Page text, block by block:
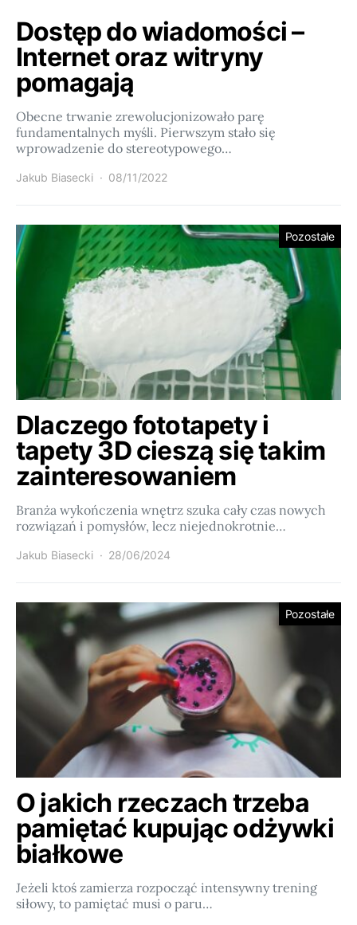
Dostęp do wiadomości –
Internet oraz witryny
pomagają
Obecne trwanie zrewolucjonizowało parę
fundamentalnych myśli. Pierwszym stało się
wprowadzenie do stereotypowego…
Jakub Biasecki 08/11/2022
Pozostałe
Dlaczego fototapety i
tapety 3D cieszą się takim
zainteresowaniem
Branża wykończenia wnętrz szuka cały czas nowych
rozwiązań i pomysłów, lecz niejednokrotnie…
Jakub Biasecki 28/06/2024
Pozostałe
O jakich rzeczach trzeba
pamiętać kupując odżywki
białkowe
Jeżeli ktoś zamierza rozpocząć intensywny trening
siłowy, to pamiętać musi o paru…